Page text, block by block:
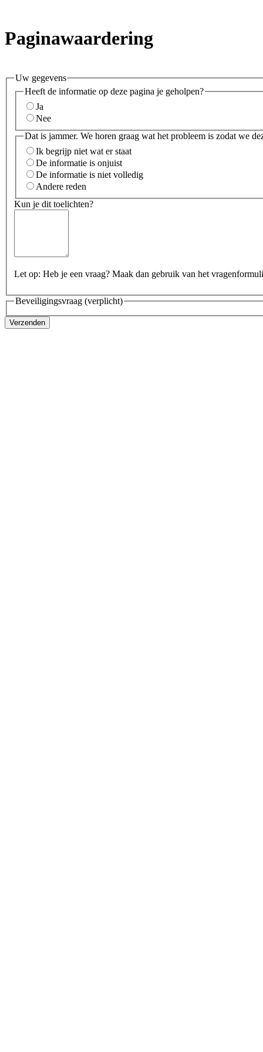
Paginawaardering
Uw gegevens
Heeft de informatie op deze pagina je geholpen?
Ja
Nee
Dat is jammer. We horen graag wat het probleem is zodat we
Ik begrijp niet wat er staat
De informatie is onjuist
De informatie is niet volledig
Andere reden
Kun je dit toelichten?
Let op: Heb je een vraag? Maak dan gebruik van het
Beveiligingsvraag (verplicht)
Verzenden